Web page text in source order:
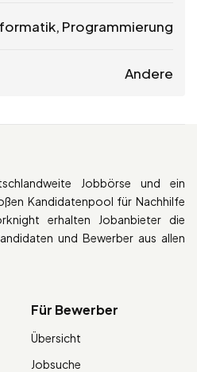
Programmierung
Andere
Jobbörse und ein
Kandidatenpool für Nachhilfe
erhalten Jobanbieter die
und Bewerber aus allen
Für Bewerber
Übersicht
Jobsuche